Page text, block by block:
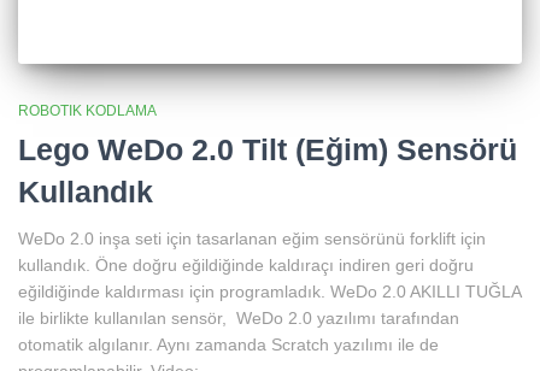
ROBOTIK KODLAMA
Lego WeDo 2.0 Tilt (Eğim) Sensörü
Kullandık
WeDo 2.0 inşa seti için tasarlanan eğim sensörünü forklift için
kullandık. Öne doğru eğildiğinde kaldıraçı indiren geri doğru
eğildiğinde kaldırması için programladık. WeDo 2.0 AKILLI TUĞLA
ile birlikte kullanılan sensör, WeDo 2.0 yazılımı tarafından
otomatik algılanır. Aynı zamanda Scratch yazılımı ile de